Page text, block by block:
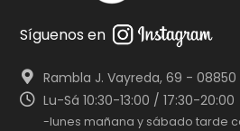
Síguenos en
Rambla J. Vayreda, 69 -
Lu-Sá 10:30-13:00 / 17:30-20:00
-lunes mañana y sábado tarde